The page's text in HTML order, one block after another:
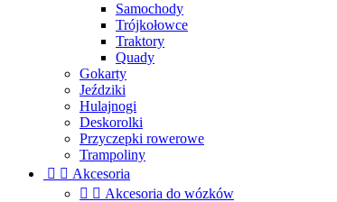
Samochody
Trójkołowce
Traktory
Quady
Gokarty
Jeździki
Hulajnogi
Deskorolki
Przyczepki rowerowe
Trampoliny
  Akcesoria
  Akcesoria do wózków